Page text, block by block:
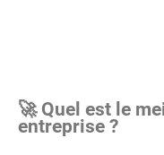
🚀 Quel est le
entreprise ?